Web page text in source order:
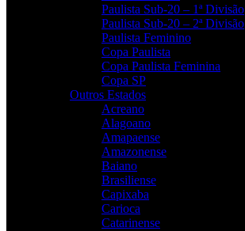
Paulista Sub-20 – 1ª Divisão
Paulista Sub-20 – 2ª Divisão
Paulista Feminino
Copa Paulista
Copa Paulista Feminina
Copa SP
Outros Estados
Acreano
Alagoano
Amapaense
Amazonense
Baiano
Brasiliense
Capixaba
Carioca
Catarinense